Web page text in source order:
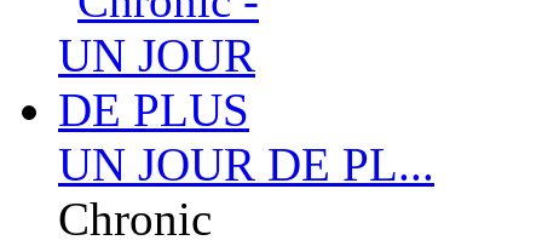
UN JOUR DE PL...
Chronic